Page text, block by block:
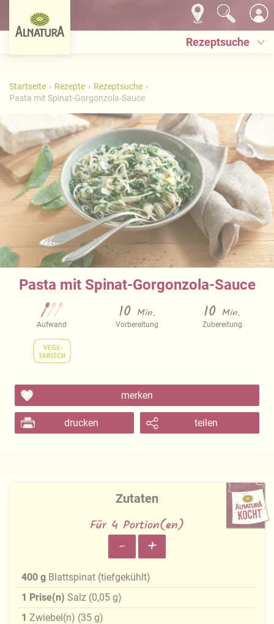
Rezeptsuche
Startseite Rezepte
Rezeptsuche
Pasta mit Spinat-Gorgonzola-Sauce
Pasta mit Spinat-Gorgonzola-Sauce
Aufwand
10 Min.
Vorbereitung
10 Min.
Zubereitung
merken
drucken teilen
Zutaten
Für 4 Portion(en)
- +
400 g Blattspinat (tiefgekühlt)
1 Prise(n) Salz (0,05 g)
1 Zwiebel(n) (35 g)